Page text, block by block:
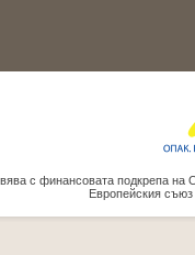
с финансовата подкрепа на
Европейския